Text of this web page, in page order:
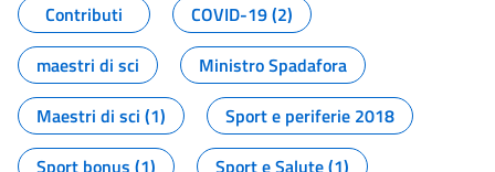
Contributi
COVID-19 (2)
maestri di sci
Ministro Spadafora
Maestri di sci (1)
Sport e periferie 2018
Sport bonus (1)
Sport e Salute (1)